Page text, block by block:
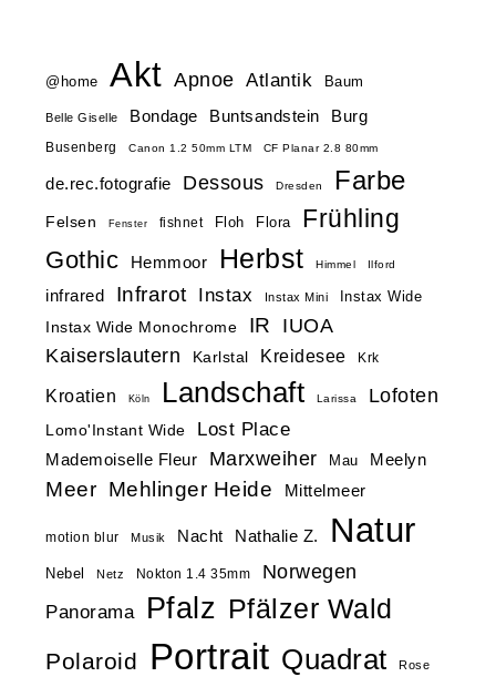
@home Akt Apnoe Atlantik Baum
Belle Giselle Bondage Buntsandstein Burg
Busenberg Canon 1.2 50mm LTM CF Planar 2.8 80mm
de.rec.fotografie Dessous Dresden Farbe
Felsen Fenster fishnet Floh Flora Frühling
Gothic Hemmoor Herbst Himmel Ilford
infrared Infrarot Instax Instax Mini
Instax Wide
Instax Wide Monochrome
IR
IUOA
Kaiserslautern
Karlstal Kreidesee Krk
Kroatien Köln Landschaft Larissa Lofoten
Lomo'Instant Wide Lost Place
Mademoiselle Fleur Marxweiher Mau Meelyn
Meer Mehlinger Heide Mittelmeer
motion blur Musik Nacht Nathalie Z. Natur
Nebel Netz Nokton 1.4 35mm Norwegen
Panorama Pfalz Pfälzer Wald
Polaroid Portrait Quadrat Rose